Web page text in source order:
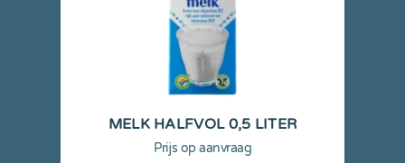
MELK HALFVOL 0,5 LITER
Prijs op aanvraag